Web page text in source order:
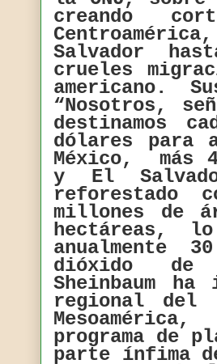
creando
Salvador
crueles
americano.
“Nosotros,
destinamos
dólares para
México,
más
y El
reforestado
millones de
hectáreas,
anualmente
dióxido de
Sheinbaum
regional del
programa de
parte ínfima